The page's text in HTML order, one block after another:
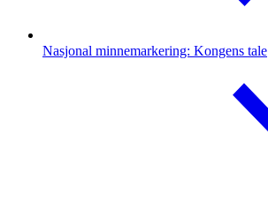
Nasjonal minnemarkering: Kongens tale